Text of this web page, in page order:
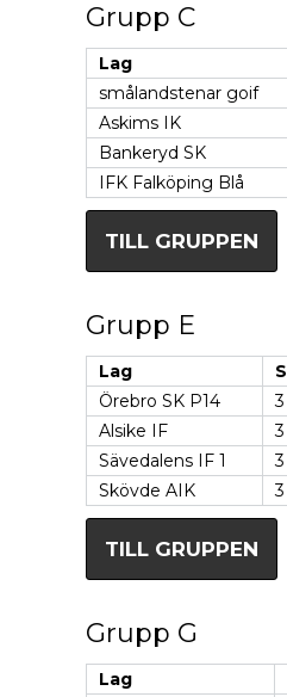
Grupp C
Lag
smålandstenar goif
Askims IK
Bankeryd SK
IFK Falköping Blå
TILL GRUPPEN
Grupp E
Lag S
Örebro SK P14
3
Alsike IF
3
Sävedalens IF 1
3
Skövde AIK
3
TILL GRUPPEN
Grupp G
Lag